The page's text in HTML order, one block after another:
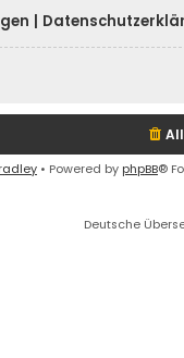
• Powered by phpBB®
Deutsche